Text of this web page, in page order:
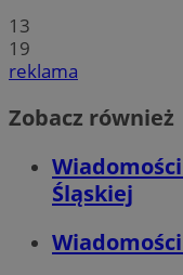
13
19
reklama
Zobacz również
Śląskiej